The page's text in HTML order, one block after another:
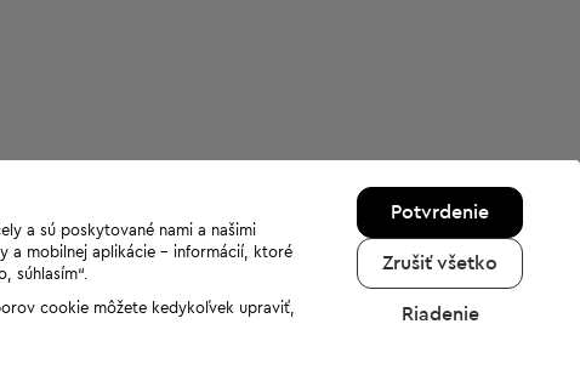
a sú poskytované nami a našimi
a mobilnej aplikácie - informácií, ktoré
súhlasím“.
cookie môžete kedykoľvek upraviť,
Potvrdenie
Zrušiť všetko
Riadenie